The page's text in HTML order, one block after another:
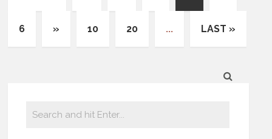
6 » 10 20 ... LAST »